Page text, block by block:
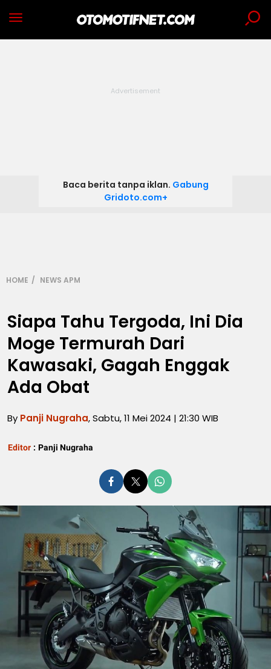
Baca berita tanpa iklan. Gabung
Gridoto.com+
HOME NEWS APM
Siapa Tahu Tergoda, Ini Dia
Moge Termurah Dari
Kawasaki, Gagah Enggak
Ada Obat
By Panji Nugraha, Sabtu, 11 Mei 2024 | 21:30 WIB
Editor : Panji Nugraha